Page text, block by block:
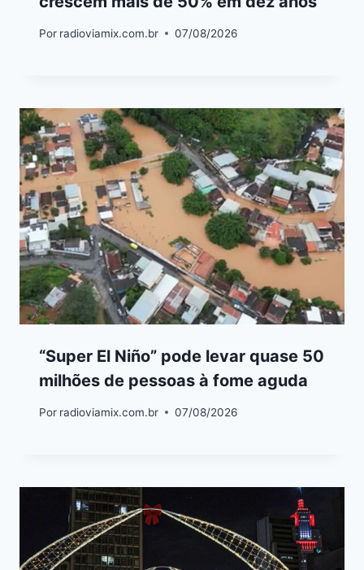
Por radioviamix.com.br 07/08/2026
“Super El Niño” pode levar quase 50
milhões de pessoas à fome aguda
Por radioviamix.com.br 07/08/2026